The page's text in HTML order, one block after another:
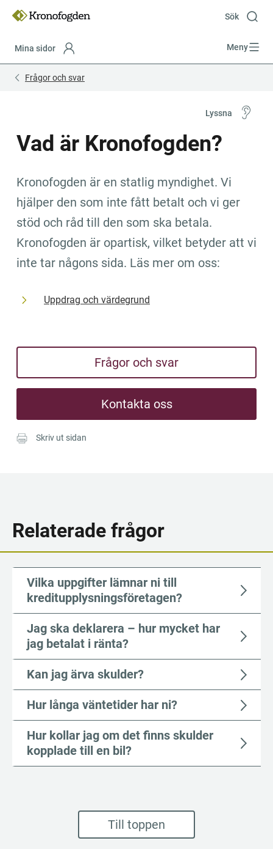
innehåll
Sök
Mina sidor Meny
Frågor och svar
Lyssna
Vad är Kronofogden?
Kronofogden är en statlig myndighet. Vi
hjälper den som inte fått betalt och vi ger
stöd och råd till den som ska betala.
Kronofogden är opartisk, vilket betyder att vi
inte tar någons sida. Läs mer om oss:
Uppdrag och värdegrund
Frågor och svar
Kontakta oss
Skriv ut sidan
Relaterade frågor
Vilka uppgifter lämnar ni till
kreditupplysningsföretagen?
Jag ska deklarera – hur mycket har
jag betalat i ränta?
Kan jag ärva skulder?
Hur långa väntetider har ni?
Hur kollar jag om det finns skulder
kopplade till en bil?
Till toppen
start
end